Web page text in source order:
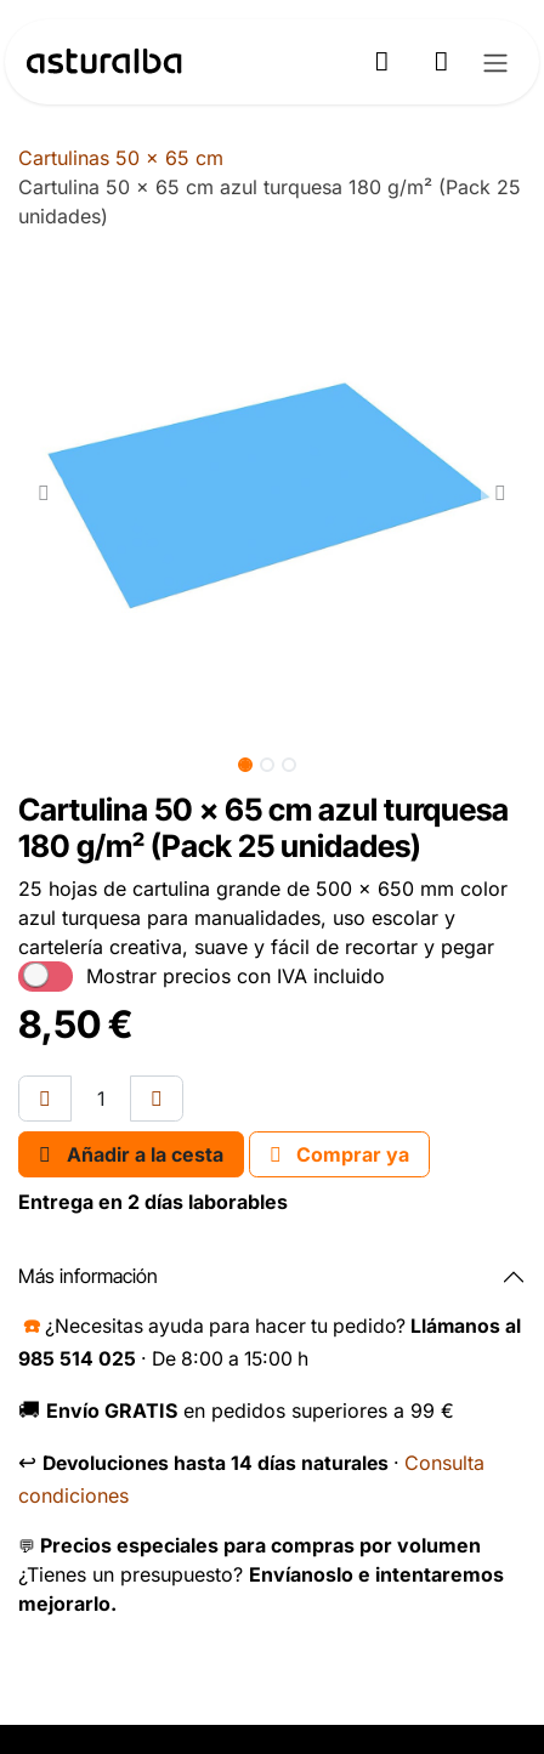
Cartulinas 50 x 65 cm
Cartulina 50 x 65 cm azul turquesa 180 g/m² (Pack 25
unidades)
Cartulina 50 x 65 cm azul turquesa
180 g/m² (Pack 25 unidades)
25 hojas de cartulina grande de 500 x 650 mm color
azul turquesa para manualidades, uso escolar y
cartelería creativa, suave y fácil de recortar y pegar
Mostrar precios con IVA incluido
8,50€
Añadir a la cesta
Comprar ya
Entrega en 2 días laborables
Más información
☎️ ¿Necesitas ayuda para hacer tu pedido? Llámanos al
985 514 025 · De 8:00 a 15:00 h
🚚 Envío GRATIS en pedidos superiores a 99 €
↩️ Devoluciones hasta 14 días naturales · Consulta
condiciones
💬 Precios especiales para compras por volumen
¿Tienes un presupuesto? Envíanoslo e intentaremos
mejorarlo.